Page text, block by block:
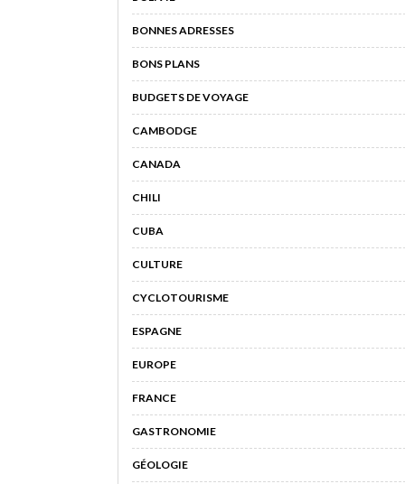
BONNES ADRESSES
BONS PLANS
BUDGETS DE VOYAGE
CAMBODGE
CANADA
CHILI
CUBA
CULTURE
CYCLOTOURISME
ESPAGNE
EUROPE
FRANCE
GASTRONOMIE
GÉOLOGIE